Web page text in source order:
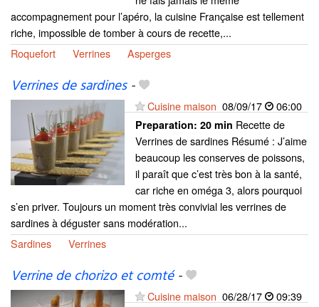
accompagnement pour l’apéro, la cuisine Française est tellement
riche, impossible de tomber à cours de recette,...
Roquefort
Verrines Asperges
Verrines de sardines-
Cuisine maison 08/09/17 06:00
Preparation: 20 min Recette de
Verrines de sardines Résumé : J’aime
beaucoup les conserves de poissons,
il paraît que c’est très bon à la santé,
car riche en oméga 3, alors pourquoi
s’en priver. Toujours un moment très convivial les verrines de
sardines à déguster sans modération...
Sardines
Verrines
Verrine de chorizo et comté-
Cuisine maison 06/28/17 09:39